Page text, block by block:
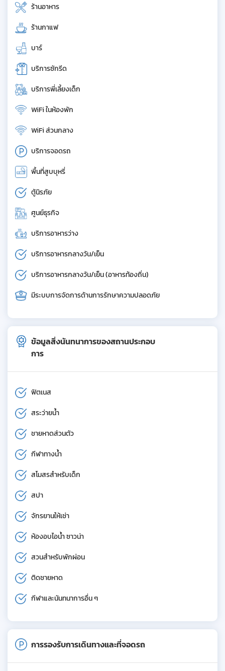
ร้านอาหาร
ร้านกาแฟ
บาร์
บริการซักรีด
บริการพี่เลี้ยงเด็ก
WiFi ในห้องพัก
WiFi ส่วนกลาง
บริการจอดรถ
พื้นที่สูบบุหรี่
ตู้นิรภัย
ศูนย์ธุรกิจ
บริการอาหารว่าง
บริการอาหารกลางวัน/เย็น
บริการอาหารกลางวัน/เย็น (อาหารท้องถิ่น)
มีระบบการจัดการด้านการรักษาความปลอดภัย
ข้อมูลสิ่งนันทนาการของสถานประกอบ
การ
ฟิตเนส
สระว่ายน้ำ
ชายหาดส่วนตัว
กีฬาทางน้ำ
สโมสรสำหรับเด็ก
สปา
จักรยานให้เช่า
ห้องอบไอน้ำ ซาวน่า
สวนสำหรับพักผ่อน
ติดชายหาด
กีฬาและนันทนาการอื่น ๆ
การรองรับการเดินทางและที่จอดรถ